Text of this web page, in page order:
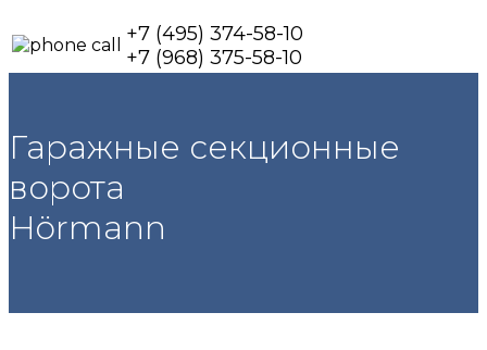
+7 (495) 374-58-10
+7 (968) 375-58-10
Гаражные секционные
ворота
Hörmann